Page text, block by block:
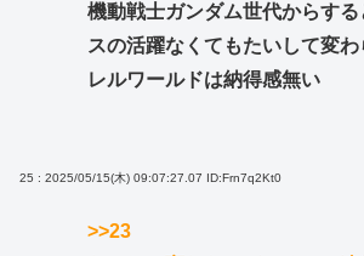
機動戦士ガンダム世代からす
スの活躍なくてもたいして変
レルワールドは納得感無い
25 : 2025/05/15(木) 09:07:27.07 ID:Frn7q2Kt0
>>23